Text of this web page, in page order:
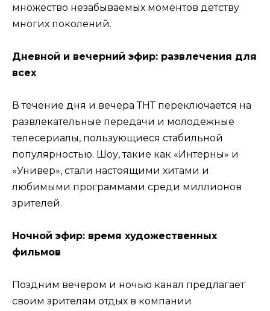
множество незабываемых моментов детству
многих поколений.
Дневной и вечерний эфир: развлечения для
всех
В течение дня и вечера ТНТ переключается на
развлекательные передачи и молодежные
телесериалы, пользующиеся стабильной
популярностью. Шоу, такие как «Интерны» и
«Универ», стали настоящими хитами и
любимыми программами среди миллионов
зрителей.
Ночной эфир: время художественных
фильмов
Поздним вечером и ночью канал предлагает
своим зрителям отдых в компании